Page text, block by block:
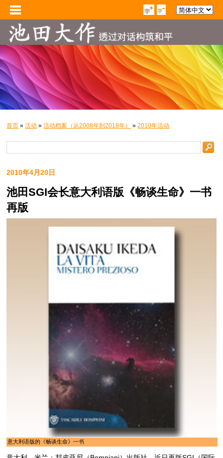
首页 »活动 »活动档案（从2008年到2018年） »2010年活动
2010年4月20日
池田SGI会长意大利语版《畅谈生命》一书
再版
意大利语版的《畅谈生命》一书